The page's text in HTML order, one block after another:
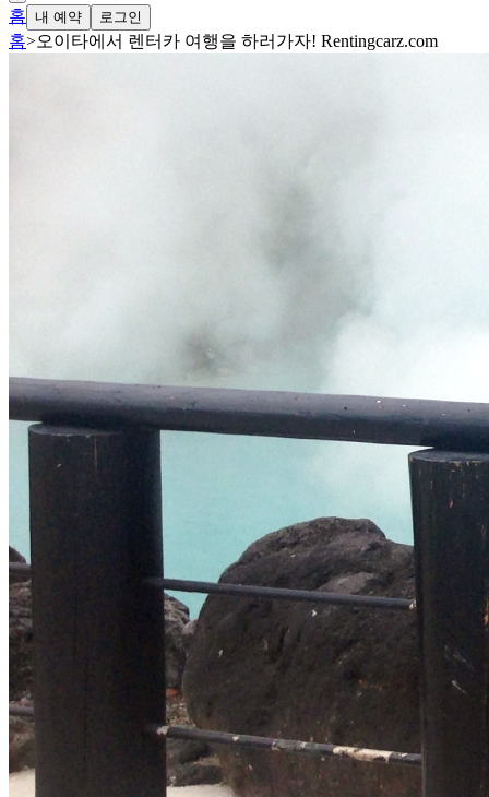
홈 내 예약 로그인
홈>오이타에서 렌터카 여행을 하러가자! Rentingcarz.com